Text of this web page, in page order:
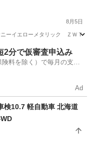
8月5日
ーイエローメタリック ＺＷＴ
ワゴンR
2分で仮審査申込み
料を除く）で毎月の支払
Ad
検10.7 軽自動車 北海道